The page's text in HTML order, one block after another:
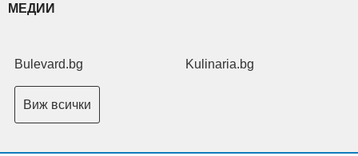
МЕДИИ
Bulevard.bg Kulinaria.bg
Виж всички